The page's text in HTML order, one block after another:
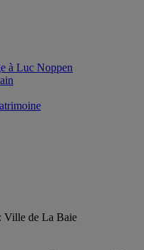
à Luc Noppen